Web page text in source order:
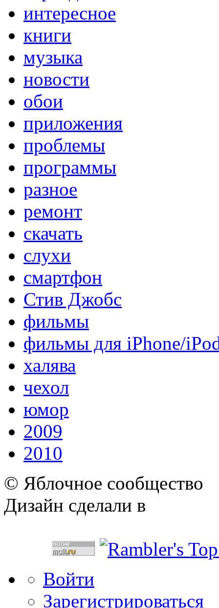
интересное
книги
музыка
новости
обои
приложения
проблемы
программы
разное
ремонт
скачать
слухи
смартфон
Стив Джобс
фильмы
фильмы для iPhone/
халява
чехол
юмор
2009
2010
© Яблочное сообщество
Дизайн сделали в
Войти
Зарегистрироваться